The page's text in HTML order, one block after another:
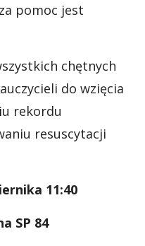
pomoc jest
chętnych
do wzięcia
rekordu
resuscytacji
11:40
SP 84